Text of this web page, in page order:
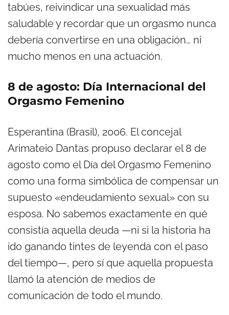
tabúes, reivindicar una sexualidad más
saludable y recordar que un orgasmo nunca
debería convertirse en una obligación… ni
mucho menos en una actuación.
8 de agosto: Día Internacional del
Orgasmo Femenino
Esperantina (Brasil), 2006. El concejal
Arimateio Dantas propuso declarar el 8 de
agosto como el Día del Orgasmo Femenino
como una forma simbólica de compensar un
supuesto «endeudamiento sexual» con su
esposa. No sabemos exactamente en qué
consistía aquella deuda —ni si la historia ha
ido ganando tintes de leyenda con el paso
del tiempo—, pero sí que aquella propuesta
llamó la atención de medios de
comunicación de todo el mundo.